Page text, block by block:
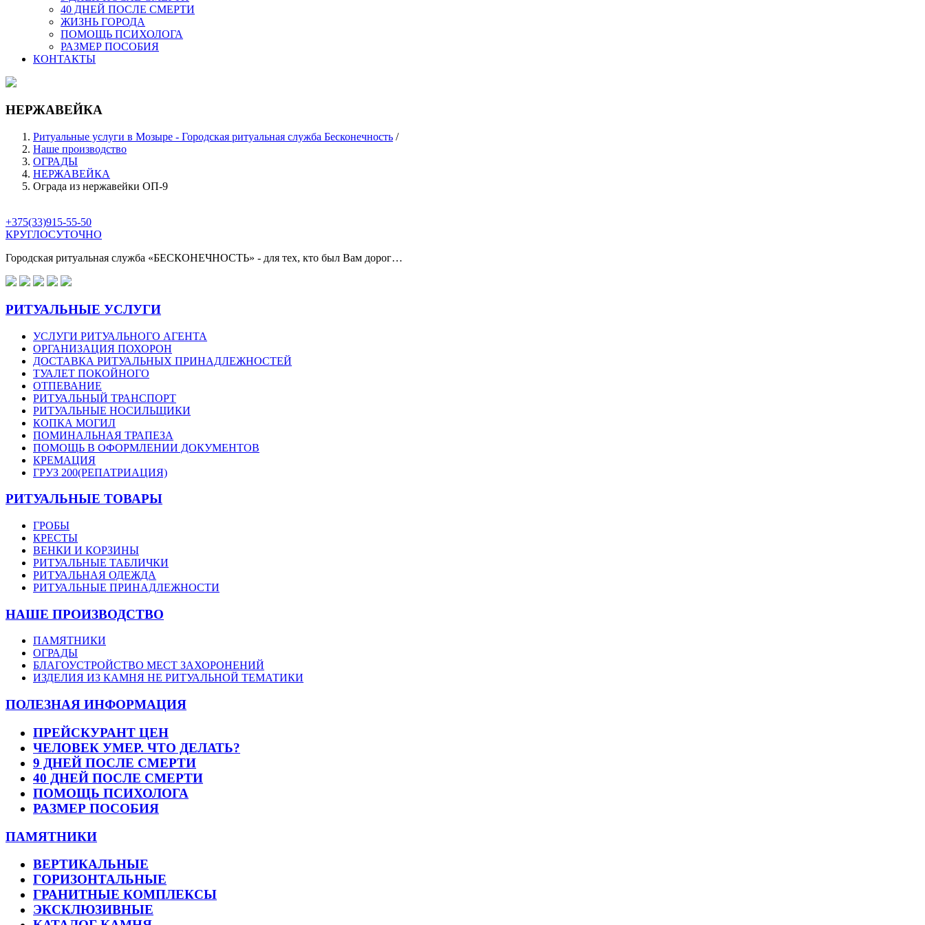
40 ДНЕЙ ПОСЛЕ СМЕРТИ
ЖИЗНЬ ГОРОДА
ПОМОЩЬ ПСИХОЛОГА
РАЗМЕР ПОСОБИЯ
КОНТАКТЫ
НЕРЖАВЕЙКА
Ритуальные услуги в Мозыре - Городская ритуальная служба Бесконечность /
Наше производство
ОГРАДЫ
НЕРЖАВЕЙКА
Ограда из нержавейки ОП-9
+375(33)915-55-50
КРУГЛОСУТОЧНО
Городская ритуальная служба «БЕСКОНЕЧНОСТЬ» - для тех, кто был Вам дорог…
РИТУАЛЬНЫЕ УСЛУГИ
УСЛУГИ РИТУАЛЬНОГО АГЕНТА
ОРГАНИЗАЦИЯ ПОХОРОН
ДОСТАВКА РИТУАЛЬНЫХ ПРИНАДЛЕЖНОСТЕЙ
ТУАЛЕТ ПОКОЙНОГО
ОТПЕВАНИЕ
РИТУАЛЬНЫЙ ТРАНСПОРТ
РИТУАЛЬНЫЕ НОСИЛЬЩИКИ
КОПКА МОГИЛ
ПОМИНАЛЬНАЯ ТРАПЕЗА
ПОМОЩЬ В ОФОРМЛЕНИИ ДОКУМЕНТОВ
КРЕМАЦИЯ
ГРУЗ 200(РЕПАТРИАЦИЯ)
РИТУАЛЬНЫЕ ТОВАРЫ
ГРОБЫ
КРЕСТЫ
ВЕНКИ И КОРЗИНЫ
РИТУАЛЬНЫЕ ТАБЛИЧКИ
РИТУАЛЬНАЯ ОДЕЖДА
РИТУАЛЬНЫЕ ПРИНАДЛЕЖНОСТИ
НАШЕ ПРОИЗВОДСТВО
ПАМЯТНИКИ
ОГРАДЫ
БЛАГОУСТРОЙСТВО МЕСТ ЗАХОРОНЕНИЙ
ИЗДЕЛИЯ ИЗ КАМНЯ НЕ РИТУАЛЬНОЙ ТЕМАТИКИ
ПОЛЕЗНАЯ ИНФОРМАЦИЯ
ПРЕЙСКУРАНТ ЦЕН
ЧЕЛОВЕК УМЕР. ЧТО ДЕЛАТЬ?
9 ДНЕЙ ПОСЛЕ СМЕРТИ
40 ДНЕЙ ПОСЛЕ СМЕРТИ
ПОМОЩЬ ПСИХОЛОГА
РАЗМЕР ПОСОБИЯ
ПАМЯТНИКИ
ВЕРТИКАЛЬНЫЕ
ГОРИЗОНТАЛЬНЫЕ
ГРАНИТНЫЕ КОМПЛЕКСЫ
ЭКСКЛЮЗИВНЫЕ